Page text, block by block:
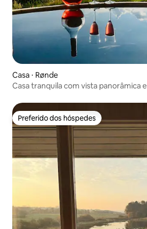
Casa ⋅ Rønde
Casa tranquila com vista panorâmica
Preferido dos hóspedes
Preferido dos hóspedes